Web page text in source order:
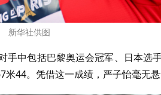
新华社供图
手中包括巴黎奥运会冠军、日本选
44。凭借这一成绩，严子怡毫无悬